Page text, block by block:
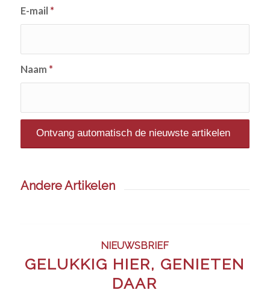
E-mail *
Naam *
Andere Artikelen
NIEUWSBRIEF
GELUKKIG HIER, GENIETEN
DAAR